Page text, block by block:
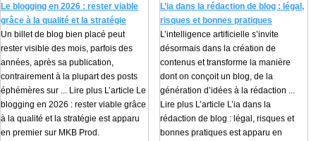
Le blogging en 2026 : rester viable
grâce à la qualité et la stratégie
Un billet de blog bien placé peut
rester visible des mois, parfois des
années, après sa publication,
contrairement à la plupart des posts
éphémères sur ... Lire plus L’article Le
blogging en 2026 : rester viable grâce
à la qualité et la stratégie est apparu
en premier sur MKB Prod.
L’ia dans la rédaction de blog : légal,
risques et bonnes pratiques
L’intelligence artificielle s’invite
désormais dans la création de
contenus et transforme la manière
dont on conçoit un blog, de la
génération d’idées à la rédaction ...
Lire plus L’article L’ia dans la
rédaction de blog : légal, risques et
bonnes pratiques est apparu en